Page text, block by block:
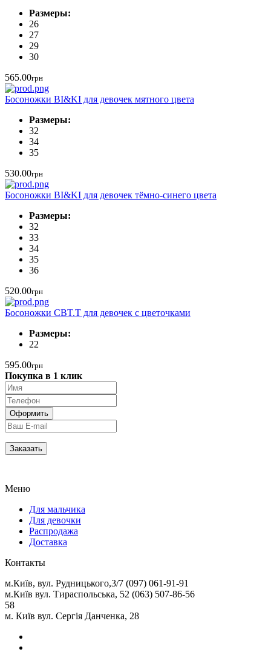
Размеры:
26
27
29
30
565.00грн
Босоножки BI&KI для девочек мятного цвета
Размеры:
32
34
35
530.00грн
Босоножки BI&KI для девочек тёмно-синего цвета
Размеры:
32
33
34
35
36
520.00грн
Босоножки CBT.T для девочек с цветочками
Размеры:
22
595.00грн
Покупка в 1 клик
Меню
Для мальчика
Для девочки
Распродажа
Доставка
Контакты
м.Київ, вул. Рудницького,3/7 (097) 061-91-91
м.Київ вул. Тираспольська, 52 (063) 507-86-56
58
м. Київ вул. Сергія Данченка, 28